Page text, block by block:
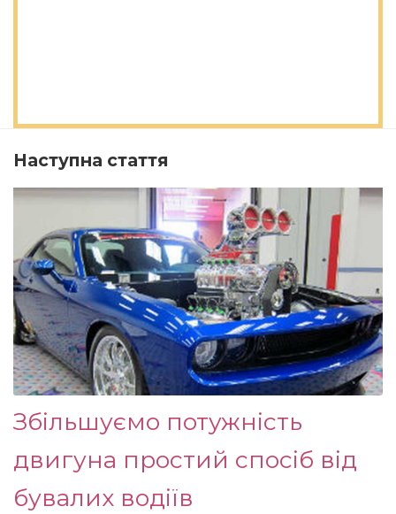
Наступна стаття
Збільшуємо потужність
двигуна простий спосіб від
бувалих водіїв